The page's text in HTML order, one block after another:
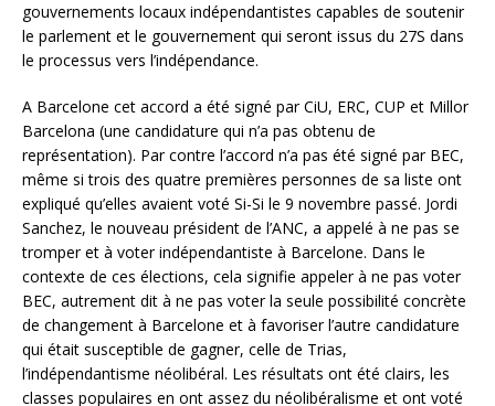
gouvernements locaux indépendantistes capables de soutenir
le parlement et le gouvernement qui seront issus du 27S dans
le processus vers l’indépendance.
A Barcelone cet accord a été signé par CiU, ERC, CUP et Millor
Barcelona (une candidature qui n’a pas obtenu de
représentation). Par contre l’accord n’a pas été signé par BEC,
même si trois des quatre premières personnes de sa liste ont
expliqué qu’elles avaient voté Si-Si le 9 novembre passé. Jordi
Sanchez, le nouveau président de l’ANC, a appelé à ne pas se
tromper et à voter indépendantiste à Barcelone. Dans le
contexte de ces élections, cela signifie appeler à ne pas voter
BEC, autrement dit à ne pas voter la seule possibilité concrète
de changement à Barcelone et à favoriser l’autre candidature
qui était susceptible de gagner, celle de Trias,
l’indépendantisme néolibéral. Les résultats ont été clairs, les
classes populaires en ont assez du néolibéralisme et ont voté